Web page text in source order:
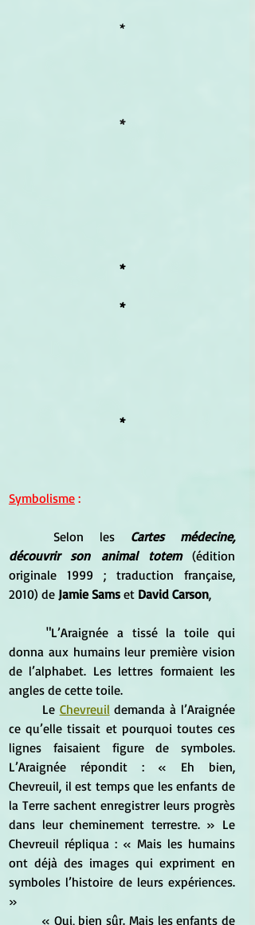
*
*
*
*
*
Symbolisme :
	Selon les
Cartes médecine,
découvrir son animal totem (édition
originale 1999 ; traduction française,
2010) de Jamie Sams et David Carson,
donna aux humains leur première vision
de l’alphabet. Les lettres formaient les
angles de cette toile.
	Le
Chevreuil demanda à l’Araignée
ce qu’elle tissait et pourquoi toutes ces
lignes faisaient figure de symboles.
L’Araignée répondit : « Eh bien,
Chevreuil, il est temps que les enfants de
la Terre sachent enregistrer leurs progrès
dans leur cheminement terrestre. » Le
Chevreuil répliqua : « Mais les humains
ont déjà des images qui expriment en
symboles l’histoire de leurs expériences.
»